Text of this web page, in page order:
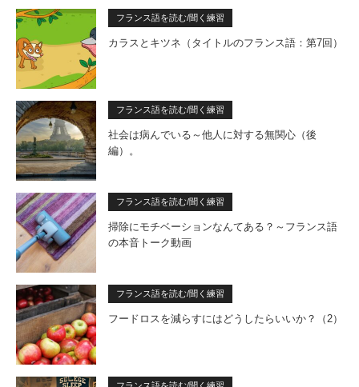
フランス語を読む/聞く練習
カラスとキツネ（タイトルのフランス語：第7回）
フランス語を読む/聞く練習
社会は病んでいる～他人に対する無関心（後
編）。
フランス語を読む/聞く練習
掃除にモチベーションなんてある？～フランス語
の本音トーク動画
フランス語を読む/聞く練習
フードロスを減らすにはどうしたらいいか？（2）